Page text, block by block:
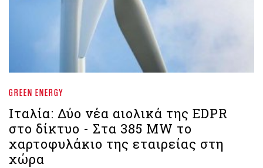
GREEN ENERGY
Ιταλία: Δύο νέα αιολικά της EDPR
στο δίκτυο - Στα 385 MW το
χαρτοφυλάκιο της εταιρείας στη
χώρα